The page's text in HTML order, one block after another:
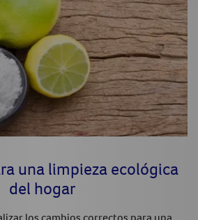
una limpieza ecológica
del hogar